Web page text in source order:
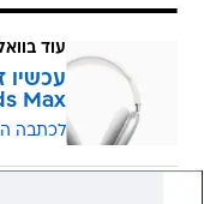
עוד
עכשיו
Max
לכתבה